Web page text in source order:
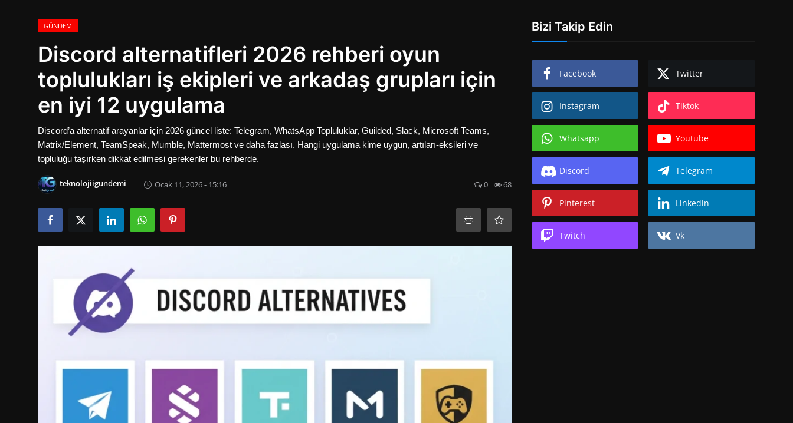
Aktüeller
E-Ticaret
İnternetten Kazanç
Otomotiv Teknolojileri
GÜNDEM
Discord alternatifleri 2026 rehberi oyun
toplulukları iş ekipleri ve arkadaş grupları için
en iyi 12 uygulama
Discord’a alternatif arayanlar için 2026 güncel liste: Telegram, WhatsApp Topluluklar, Guilded, Slack, Microsoft Teams,
Matrix/Element, TeamSpeak, Mumble, Mattermost ve daha fazlası. Hangi uygulama kime uygun, artıları-eksileri ve
topluluğu taşırken dikkat edilmesi gerekenler bu rehberde.
teknolojiigundemi Ocak 11, 2026 - 15:16 0 68
Bizi Takip Edin
Facebook Twitter
Instagram Tiktok
Whatsapp Youtube
Discord Telegram
Pinterest Linkedin
Twitch Vk